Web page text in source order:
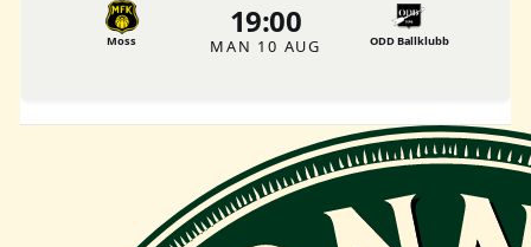
Moss
19:00
MAN 10 AUG ODD Ballklubb